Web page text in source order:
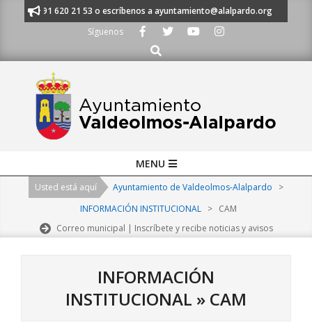
al 91 620 21 53 o escríbenos a ayuntamiento@alalpardo.org
Síguenos
Buscar
Navigation
MENU
Usted está aquí Ayuntamiento de Valdeolmos-Alalpardo
>
INFORMACIÓN INSTITUCIONAL
> CAM
Correo municipal | Inscríbete y recibe noticias y avisos
INFORMACIÓN
INSTITUCIONAL » CAM